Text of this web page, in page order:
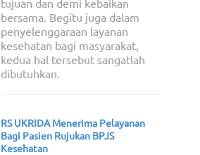
tujuan dan demi kebaikan
bersama. Begitu juga dalam
penyelenggaraan layanan
kesehatan bagi masyarakat,
kedua hal tersebut sangatlah
dibutuhkan.
RS UKRIDA Menerima Pelayanan
Bagi Pasien Rujukan BPJS
Kesehatan